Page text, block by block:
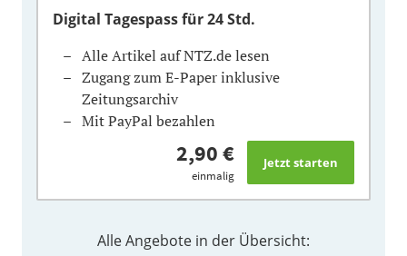
Digital Tagespassfür 24 Std.
Alle Artikel auf NTZ.de lesen
Zugang zum E-Paper inklusive
Zeitungsarchiv
Mit PayPal bezahlen
2,90 €
einmalig
Alle Angebote in der Übersicht: